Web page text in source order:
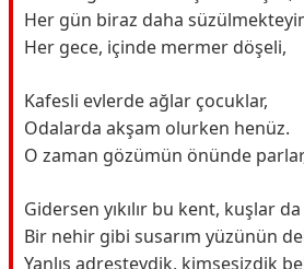
Her gün biraz daha
Her gece, içinde mermer döşeli,
Kafesli evlerde ağlar çocuklar,
Odalarda akşam olurken henüz.
O zaman gözümün önünde
Gidersen yıkılır bu kent, kuşlar
Bir nehir gibi susarım yüzünün
Yanlış adresteydik, kimsesizdik